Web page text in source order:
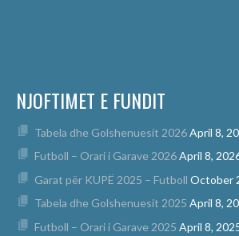
NJOFTIMET E FUNDIT
Tabela dhe Golshenuesit 2026April 8,
Futboll – Orari i Garave 2026April 8,
Garat për KUPË 2025 – Futboll October
Tabela dhe Golshenuesit 2025 April 8,
Futboll – Orari i Garave 2025 April 8,